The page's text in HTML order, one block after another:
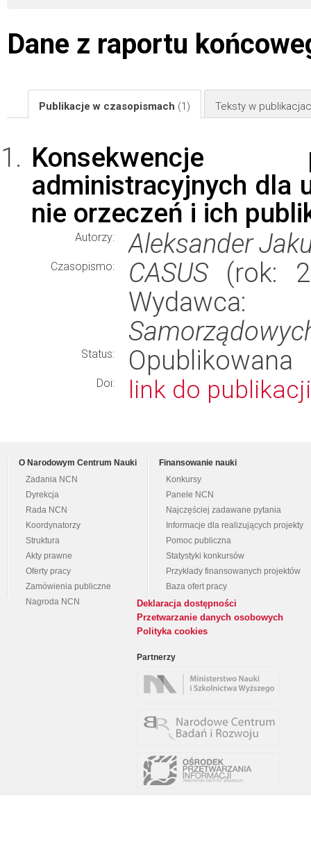
Dane z raportu
Publikacje w czasopismach (1) Teksty w
Konsekwencje
administracyjnych dla
nie orzeczeń i ich
Autorzy: Aleksander
Czasopismo: CASUS (rok:
Status: Opublikowana
Doi: link do publikacji
O Narodowym Centrum Nauki
Zadania NCN
Dyrekcja
Rada NCN
Koordynatorzy
Struktura
Akty prawne
Oferty pracy
Zamówienia publiczne
Nagroda NCN
Finansowanie nauki
Konkursy
Panele NCN
Najczęściej zadawane pytania
Informacje dla realizujących projekty
Pomoc publiczna
Statystyki konkursów
Przykłady finansowanych projektów
Baza ofert pracy
Deklaracja dostępności
Przetwarzanie danych osobowych
Polityka cookies
Partnerzy